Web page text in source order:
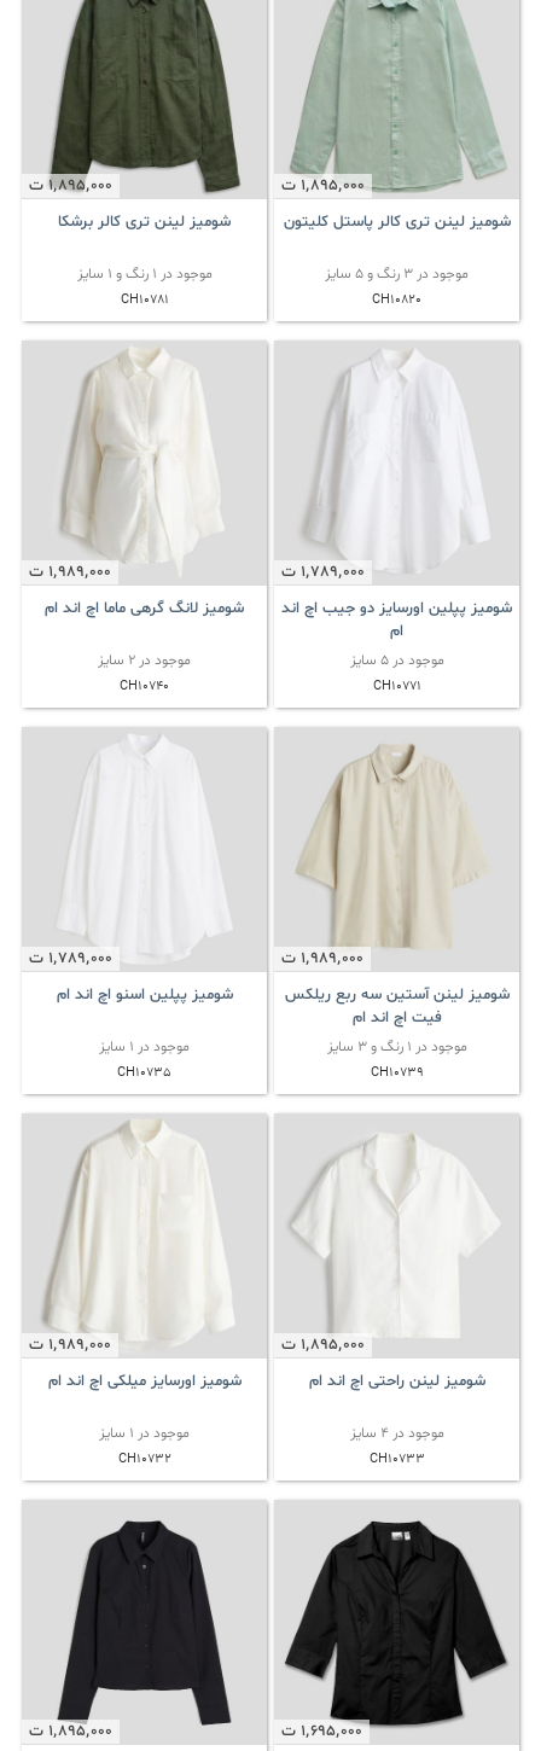
1٬895٬000 ت
شومیز لینن تری کالر پاستل کلیتون
موجود در 3 رنگ و 5 سایز
CH10820
1٬895٬000 ت
شومیز لینن تری کالر برشکا
موجود در 1 رنگ و 1 سایز
CH10781
1٬789٬000 ت
شومیز پپلین اورسایز دو جیب اچ اند
ام
موجود در 5 سایز
CH10771
1٬989٬000 ت
شومیز لانگ گرهی ماما اچ اند ام
موجود در 2 سایز
CH10740
1٬989٬000 ت
شومیز لینن آستین سه ربع ریلکس
فیت اچ اند ام
موجود در 1 رنگ و 3 سایز
CH10739
1٬789٬000 ت
شومیز پپلین اسنو اچ اند ام
موجود در 1 سایز
CH10735
1٬895٬000 ت
شومیز لینن راحتی اچ اند ام
موجود در 4 سایز
CH10733
1٬989٬000 ت
شومیز اورسایز میلکی اچ اند ام
موجود در 1 سایز
CH10732
1٬695٬000 ت
1٬895٬000 ت